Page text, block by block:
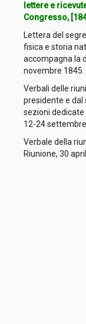
lettere e
Congresso,
Lettera del
fisica e storia
accompagna la
novembre 1845.
Verbali delle
presidente e dal
sezioni dedicate
12-24
Verbale della
Riunione, 30